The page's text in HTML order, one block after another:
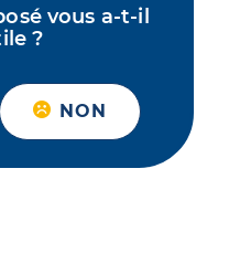
vous a-t-il
?
NON